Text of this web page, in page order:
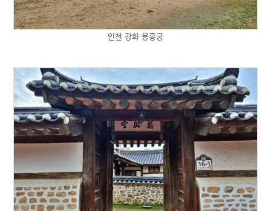
인천 강화 용흥궁